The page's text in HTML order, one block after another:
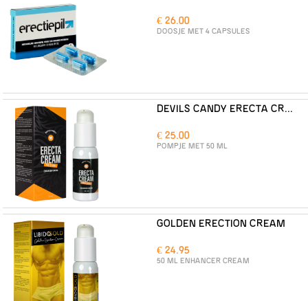
€ 26.00
DOOSJE MET 4 CAPSULES
DEVILS CANDY ERECTA CREAM
€ 25.00
POMPJE MET 50 ML
GOLDEN ERECTION CREAM
€ 24.95
50 ML ENHANCER CREAM